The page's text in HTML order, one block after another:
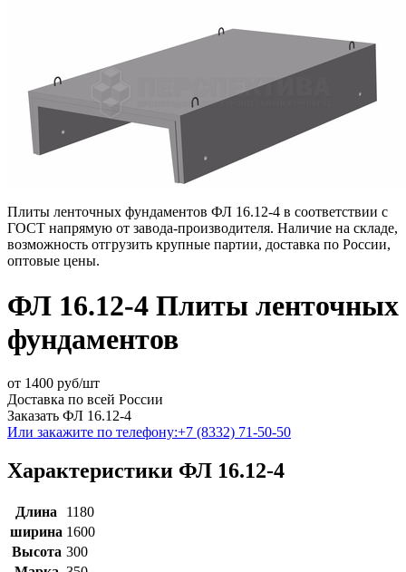
Плиты ленточных фундаментов ФЛ 16.12-4 в соответствии с
ГОСТ напрямую от завода-производителя. Наличие на складе,
возможность отгрузить крупные партии, доставка по России,
оптовые цены.
ФЛ 16.12-4 Плиты ленточных
фундаментов
от 1400 руб/шт
Доставка по всей России
Заказать ФЛ 16.12-4
Или закажите по телефону:+7 (8332) 71-50-50
Характеристики ФЛ 16.12-4
Длина
1180
ширина 1600
Высота 300